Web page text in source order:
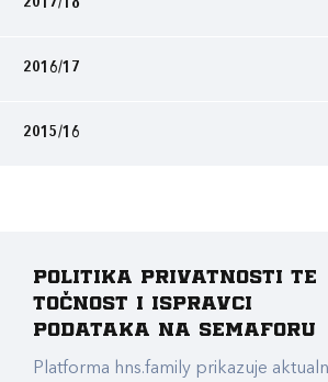
2017/18
2016/17
2015/16
Politika privatnosti te
točnost i ispravci
podataka na Semaforu
Platforma hns.family prikazuje